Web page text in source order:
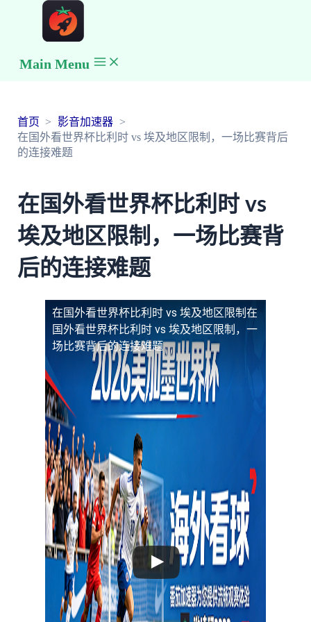
Main Menu
首页
影音加速器
在国外看世界杯比利时 vs 埃及地区限制，一场比赛背后
的连接难题
在国外看世界杯比利时 vs
埃及地区限制，一场比赛背
后的连接难题
在国外看世界杯比利时 vs 埃及地区限制 在
国外看世界杯比利时 vs 埃及地区限制，一
场比赛背后的连接难题